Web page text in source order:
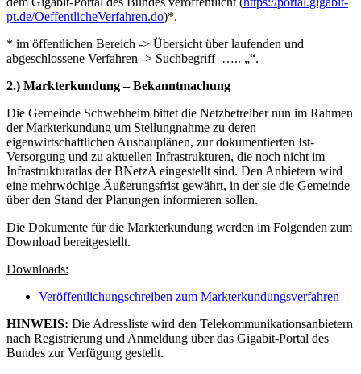
pt.de/OeffentlicheVerfahren.do)*.
* im öffentlichen Bereich -> Übersicht über laufenden und
abgeschlossene Verfahren -> Suchbegriff ….. „“.
2.) Markterkundung – Bekanntmachung
Die Gemeinde Schwebheim bittet die Netzbetreiber nun im Rahmen
der Markterkundung um Stellungnahme zu deren
eigenwirtschaftlichen Ausbauplänen, zur dokumentierten Ist-
Versorgung und zu aktuellen Infrastrukturen, die noch nicht im
Infrastrukturatlas der BNetzA eingestellt sind. Den Anbietern wird
eine mehrwöchige Äußerungsfrist gewährt, in der sie die Gemeinde
über den Stand der Planungen informieren sollen.
Die Dokumente für die Markterkundung werden im Folgenden zum
Download bereitgestellt.
Downloads:
Veröffentlichungschreiben zum Markterkundungsverfahren
HINWEIS: Die Adressliste wird den Telekommunikationsanbietern
nach Registrierung und Anmeldung über das Gigabit-Portal des
Bundes zur Verfügung gestellt.